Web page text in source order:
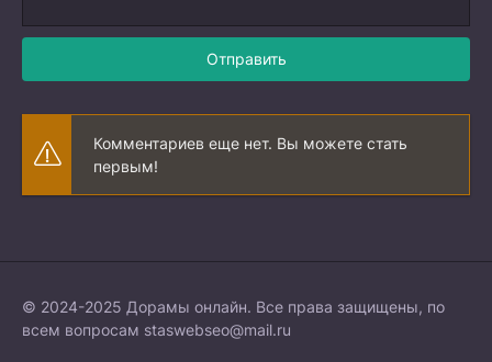
Отправить
Комментариев еще нет. Вы можете стать
первым!
© 2024-2025 Дорамы онлайн. Все права защищены, по
всем вопросам staswebseo@mail.ru